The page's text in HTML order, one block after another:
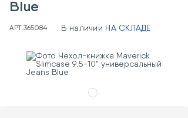
Blue
АРТ.365084 В наличии НА СКЛАДЕ